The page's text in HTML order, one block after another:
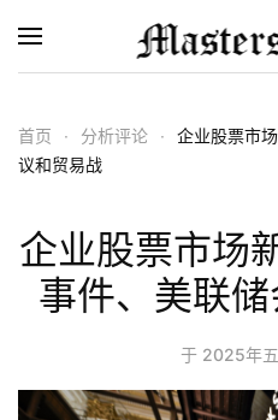
跳至主要内容
首页 分析评论
企业股票市
议和贸易战
企业股票市场
事件、美联
于 2025年